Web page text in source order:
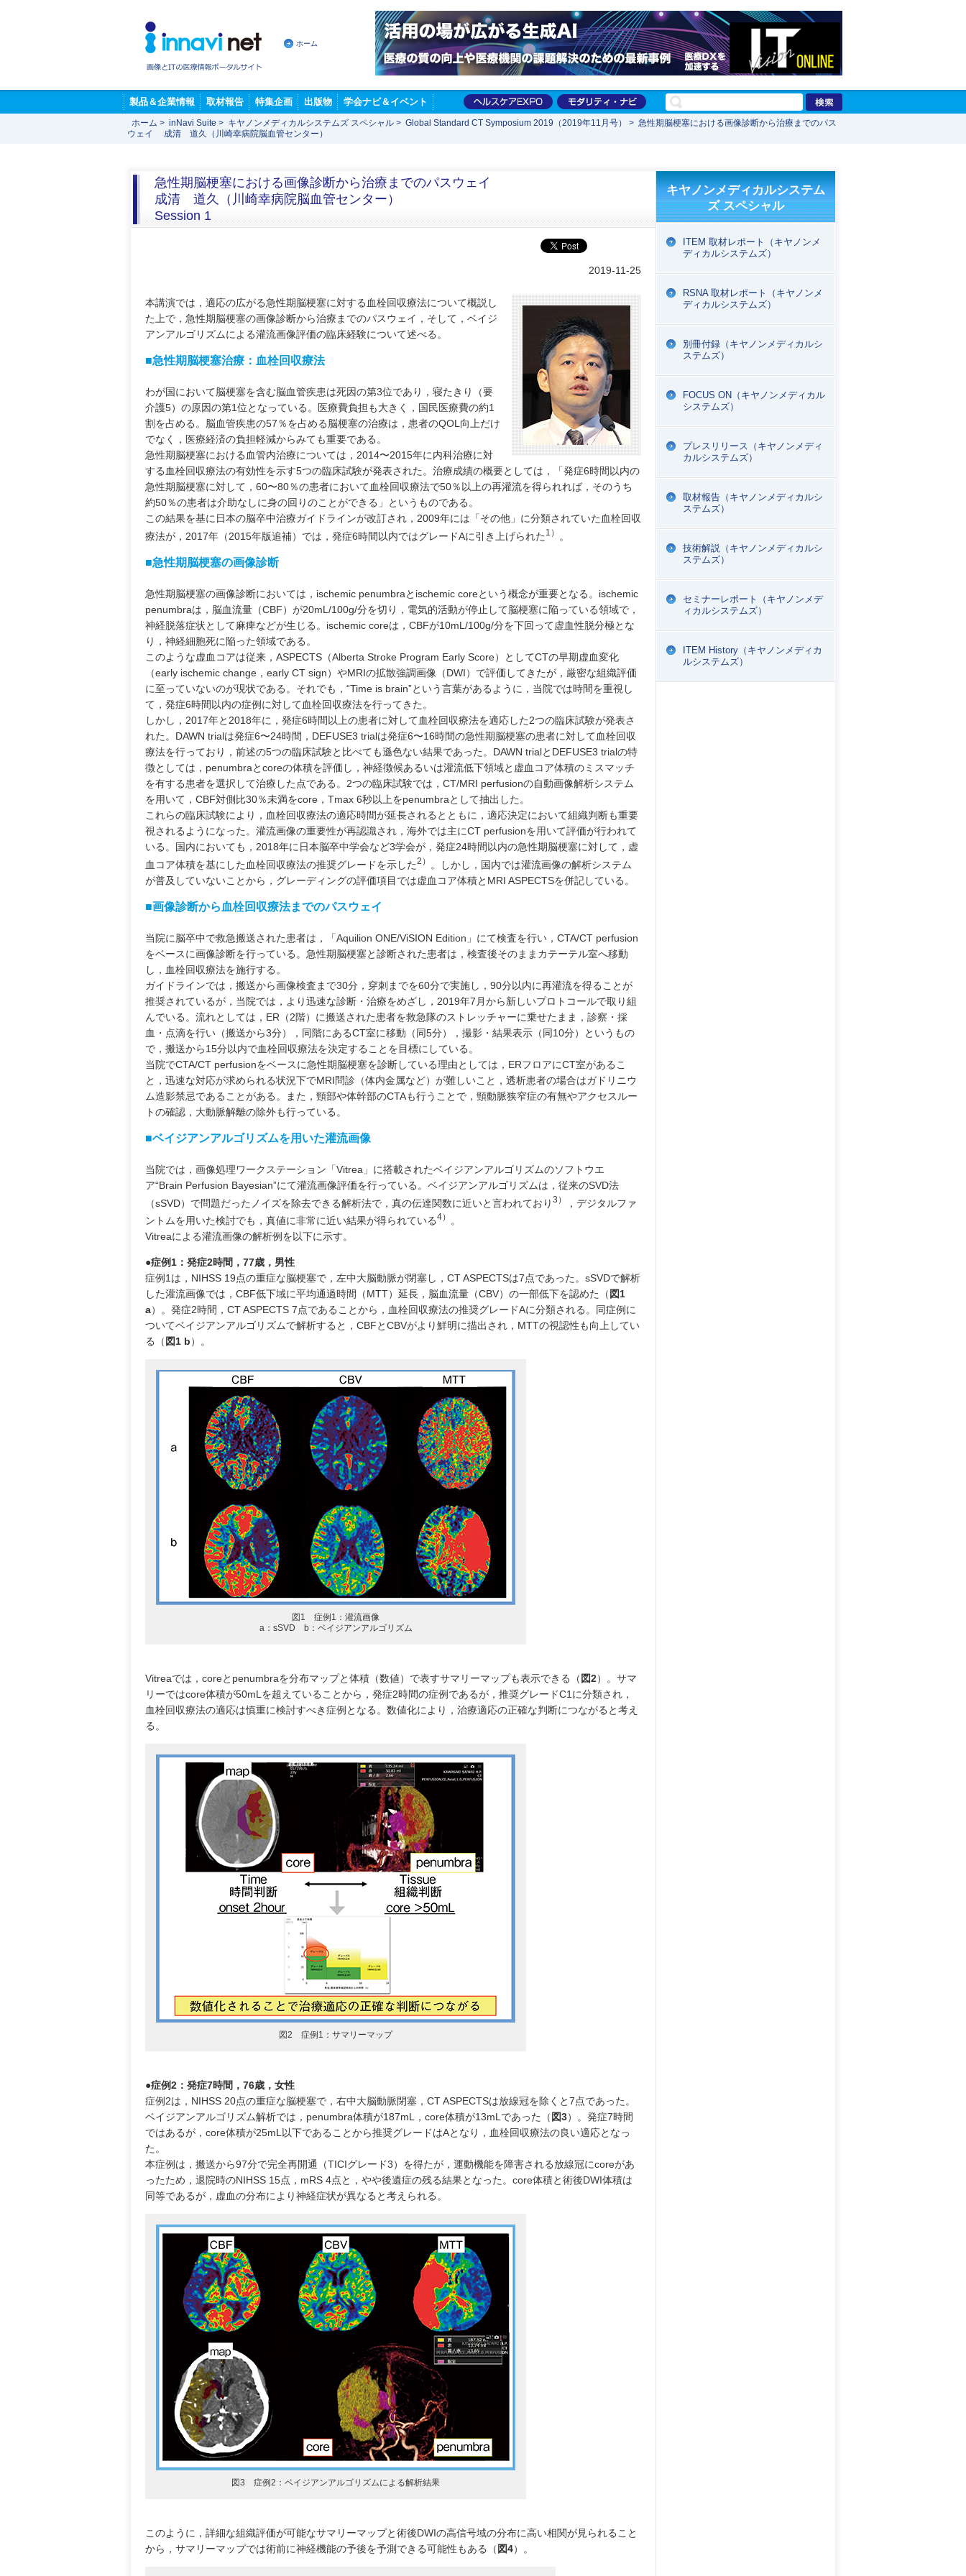
ホーム
製品＆企業情報 取材報告 特集企画 出版物 学会ナビ＆イベント
ホーム > inNavi Suite > キヤノンメディカルシステムズ スペシャル > Global Standard CT Symposium 2019（2019年11月号） > 急性期脳梗塞における画像診断から治療までのパス
ウェイ 成清 道久（川崎幸病院脳血管センター）
急性期脳梗塞における画像診断から治療までのパスウェイ
成清 道久（川崎幸病院脳血管センター）
Session 1
2019-11-25
本講演では，適応の広がる急性期脳梗塞に対する血栓回収療法について概説し
た上で，急性期脳梗塞の画像診断から治療までのパスウェイ，そして，ベイジ
アンアルゴリズムによる灌流画像評価の臨床経験について述べる。
■急性期脳梗塞治療：血栓回収療法
わが国において脳梗塞を含む脳血管疾患は死因の第3位であり，寝たきり（要
介護5）の原因の第1位となっている。医療費負担も大きく，国民医療費の約1
割を占める。脳血管疾患の57％を占める脳梗塞の治療は，患者のQOL向上だけ
でなく，医療経済の負担軽減からみても重要である。
急性期脳梗塞における血管内治療については，2014〜2015年に内科治療に対
する血栓回収療法の有効性を示す5つの臨床試験が発表された。治療成績の概要としては，「発症6時間以内の
急性期脳梗塞に対して，60〜80％の患者において血栓回収療法で50％以上の再灌流を得られれば，そのうち
約50％の患者は介助なしに身の回りのことができる」というものである。
この結果を基に日本の脳卒中治療ガイドラインが改訂され，2009年には「その他」に分類されていた血栓回収
療法が，2017年（2015年版追補）では，発症6時間以内ではグレードAに引き上げられた 1） 。
■急性期脳梗塞の画像診断
急性期脳梗塞の画像診断においては，ischemic penumbraとischemic coreという概念が重要となる。ischemic
penumbraは，脳血流量（CBF）が20mL/100g/分を切り，電気的活動が停止して脳梗塞に陥っている領域で，
神経脱落症状として麻痺などが生じる。ischemic coreは，CBFが10mL/100g/分を下回って虚血性脱分極とな
り，神経細胞死に陥った領域である。
このような虚血コアは従来，ASPECTS（Alberta Stroke Program Early Score）としてCTの早期虚血変化
（early ischemic change，early CT sign）やMRIの拡散強調画像（DWI）で評価してきたが，厳密な組織評価
に至っていないのが現状である。それでも，“Time is brain”という言葉があるように，当院では時間を重視し
て，発症6時間以内の症例に対して血栓回収療法を行ってきた。
しかし，2017年と2018年に，発症6時間以上の患者に対して血栓回収療法を適応した2つの臨床試験が発表さ
れた。DAWN trialは発症6〜24時間，DEFUSE3 trialは発症6〜16時間の急性期脳梗塞の患者に対して血栓回収
療法を行っており，前述の5つの臨床試験と比べても遜色ない結果であった。DAWN trialとDEFUSE3 trialの特
徴としては，penumbraとcoreの体積を評価し，神経徴候あるいは灌流低下領域と虚血コア体積のミスマッチ
を有する患者を選択して治療した点である。2つの臨床試験では，CT/MRI perfusionの自動画像解析システム
を用いて，CBF対側比30％未満をcore，Tmax 6秒以上をpenumbraとして抽出した。
これらの臨床試験により，血栓回収療法の適応時間が延長されるとともに，適応決定において組織判断も重要
視されるようになった。灌流画像の重要性が再認識され，海外では主にCT perfusionを用いて評価が行われて
いる。国内においても，2018年に日本脳卒中学会など3学会が，発症24時間以内の急性期脳梗塞に対して，虚
血コア体積を基にした血栓回収療法の推奨グレードを示した2）
。しかし，国内では灌流画像の解析システム
が普及していないことから，グレーディングの評価項目では虚血コア体積とMRI ASPECTSを併記している。
■画像診断から血栓回収療法までのパスウェイ
当院に脳卒中で救急搬送された患者は，「Aquilion ONE/ViSION Edition」にて検査を行い，CTA/CT perfusion
をベースに画像診断を行っている。急性期脳梗塞と診断された患者は，検査後そのままカテーテル室へ移動
し，血栓回収療法を施行する。
ガイドラインでは，搬送から画像検査まで30分，穿刺までを60分で実施し，90分以内に再灌流を得ることが
推奨されているが，当院では，より迅速な診断・治療をめざし，2019年7月から新しいプロトコールで取り組
んでいる。流れとしては，ER（2階）に搬送された患者を救急隊のストレッチャーに乗せたまま，診察・採
血・点滴を行い（搬送から3分），同階にあるCT室に移動（同5分），撮影・結果表示（同10分）というもの
で，搬送から15分以内で血栓回収療法を決定することを目標にしている。
当院でCTA/CT perfusionをベースに急性期脳梗塞を診断している理由としては，ERフロアにCT室があるこ
と，迅速な対応が求められる状況下でMRI問診（体内金属など）が難しいこと，透析患者の場合はガドリニウ
ム造影禁忌であることがある。また，頸部や体幹部のCTAも行うことで，頸動脈狭窄症の有無やアクセスルー
トの確認，大動脈解離の除外も行っている。
■ベイジアンアルゴリズムを用いた灌流画像
当院では，画像処理ワークステーション「Vitrea」に搭載されたベイジアンアルゴリズムのソフトウエ
ア“Brain Perfusion Bayesian”にて灌流画像評価を行っている。ベイジアンアルゴリズムは，従来のSVD法
（sSVD）で問題だったノイズを除去できる解析法で，真の伝達関数に近いと言われており 3）
，デジタルファ
ントムを用いた検討でも，真値に非常に近い結果が得られている4）
。
Vitreaによる灌流画像の解析例を以下に示す。
●症例1：発症2時間，77歳，男性
症例1は，NIHSS 19点の重症な脳梗塞で，左中大脳動脈が閉塞し，CT ASPECTSは7点であった。sSVDで解析
した灌流画像では，CBF低下域に平均通過時間（MTT）延長，脳血流量（CBV）の一部低下を認めた（ 図1
a）。発症2時間，CT ASPECTS 7点であることから，血栓回収療法の推奨グレードAに分類される。同症例に
ついてベイジアンアルゴリズムで解析すると，CBFとCBVがより鮮明に描出され，MTTの視認性も向上してい
る（ 図1 b）。
図1 症例1：灌流画像
a：sSVD b：ベイジアンアルゴリズム
Vitreaでは，coreとpenumbraを分布マップと体積（数値）で表すサマリーマップも表示できる（ 図2）。サマ
リーではcore体積が50mLを超えていることから，発症2時間の症例であるが，推奨グレードC1に分類され，
血栓回収療法の適応は慎重に検討すべき症例となる。数値化により，治療適応の正確な判断につながると考え
る。
図2 症例1：サマリーマップ
●症例2：発症7時間，76歳，女性
症例2は，NIHSS 20点の重症な脳梗塞で，右中大脳動脈閉塞，CT ASPECTSは放線冠を除くと7点であった。
ベイジアンアルゴリズム解析では，penumbra体積が187mL，core体積が13mLであった（ 図3）。発症7時間
ではあるが，core体積が25mL以下であることから推奨グレードはAとなり，血栓回収療法の良い適応となっ
た。
本症例は，搬送から97分で完全再開通（TICIグレード3）を得たが，運動機能を障害される放線冠にcoreがあ
ったため，退院時のNIHSS 15点，mRS 4点と，やや後遺症の残る結果となった。core体積と術後DWI体積は
同等であるが，虚血の分布により神経症状が異なると考えられる。
図3 症例2：ベイジアンアルゴリズムによる解析結果
このように，詳細な組織評価が可能なサマリーマップと術後DWIの高信号域の分布に高い相関が見られること
から，サマリーマップでは術前に神経機能の予後を予測できる可能性もある（ 図4）。
キヤノンメディカルシステム
ズ スペシャル
ITEM 取材レポート（キヤノンメ
ディカルシステムズ）
RSNA 取材レポート（キヤノンメ
ディカルシステムズ）
別冊付録（キヤノンメディカルシ
ステムズ）
FOCUS ON（キヤノンメディカル
システムズ）
プレスリリース（キヤノンメディ
カルシステムズ）
取材報告（キヤノンメディカルシ
ステムズ）
技術解説（キヤノンメディカルシ
ステムズ）
セミナーレポート（キヤノンメデ
ィカルシステムズ）
ITEM History（キヤノンメディカ
ルシステムズ）